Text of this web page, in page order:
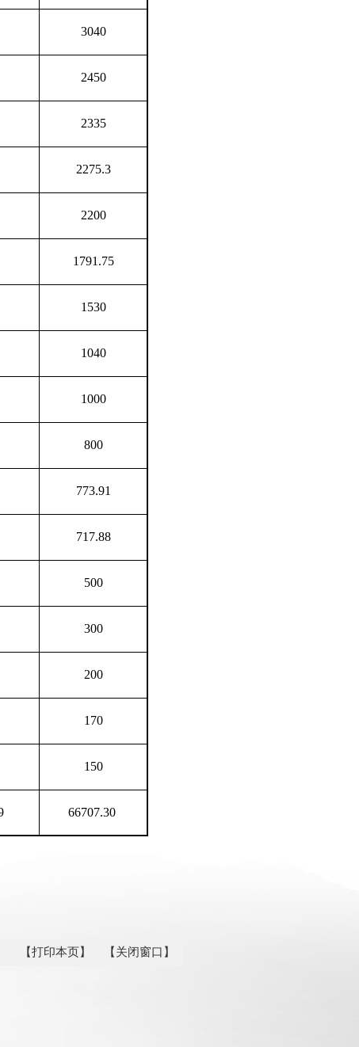
3040
2450
2335
2275.3
2200
1791.75
1530
1040
1000
800
773.91
717.88
500
300
200
170
150
66707.30
【打印本页】 【关闭窗口】